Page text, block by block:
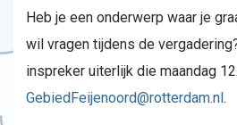
Heb je een onderwerp waar je
wil vragen tijdens de
inspreker uiterlijk die maandag
GebiedFeijenoord@rotterdam.nl.